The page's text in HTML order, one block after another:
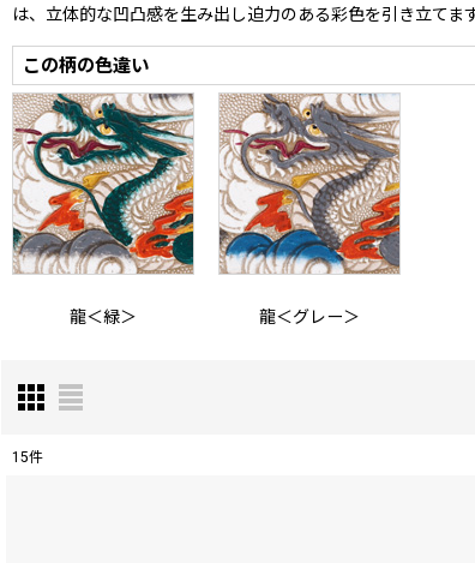
は、立体的な凹凸感を生み出し迫力のある彩色を引き立てます
この柄の色違い
龍＜緑＞ 龍＜グレー＞
15件